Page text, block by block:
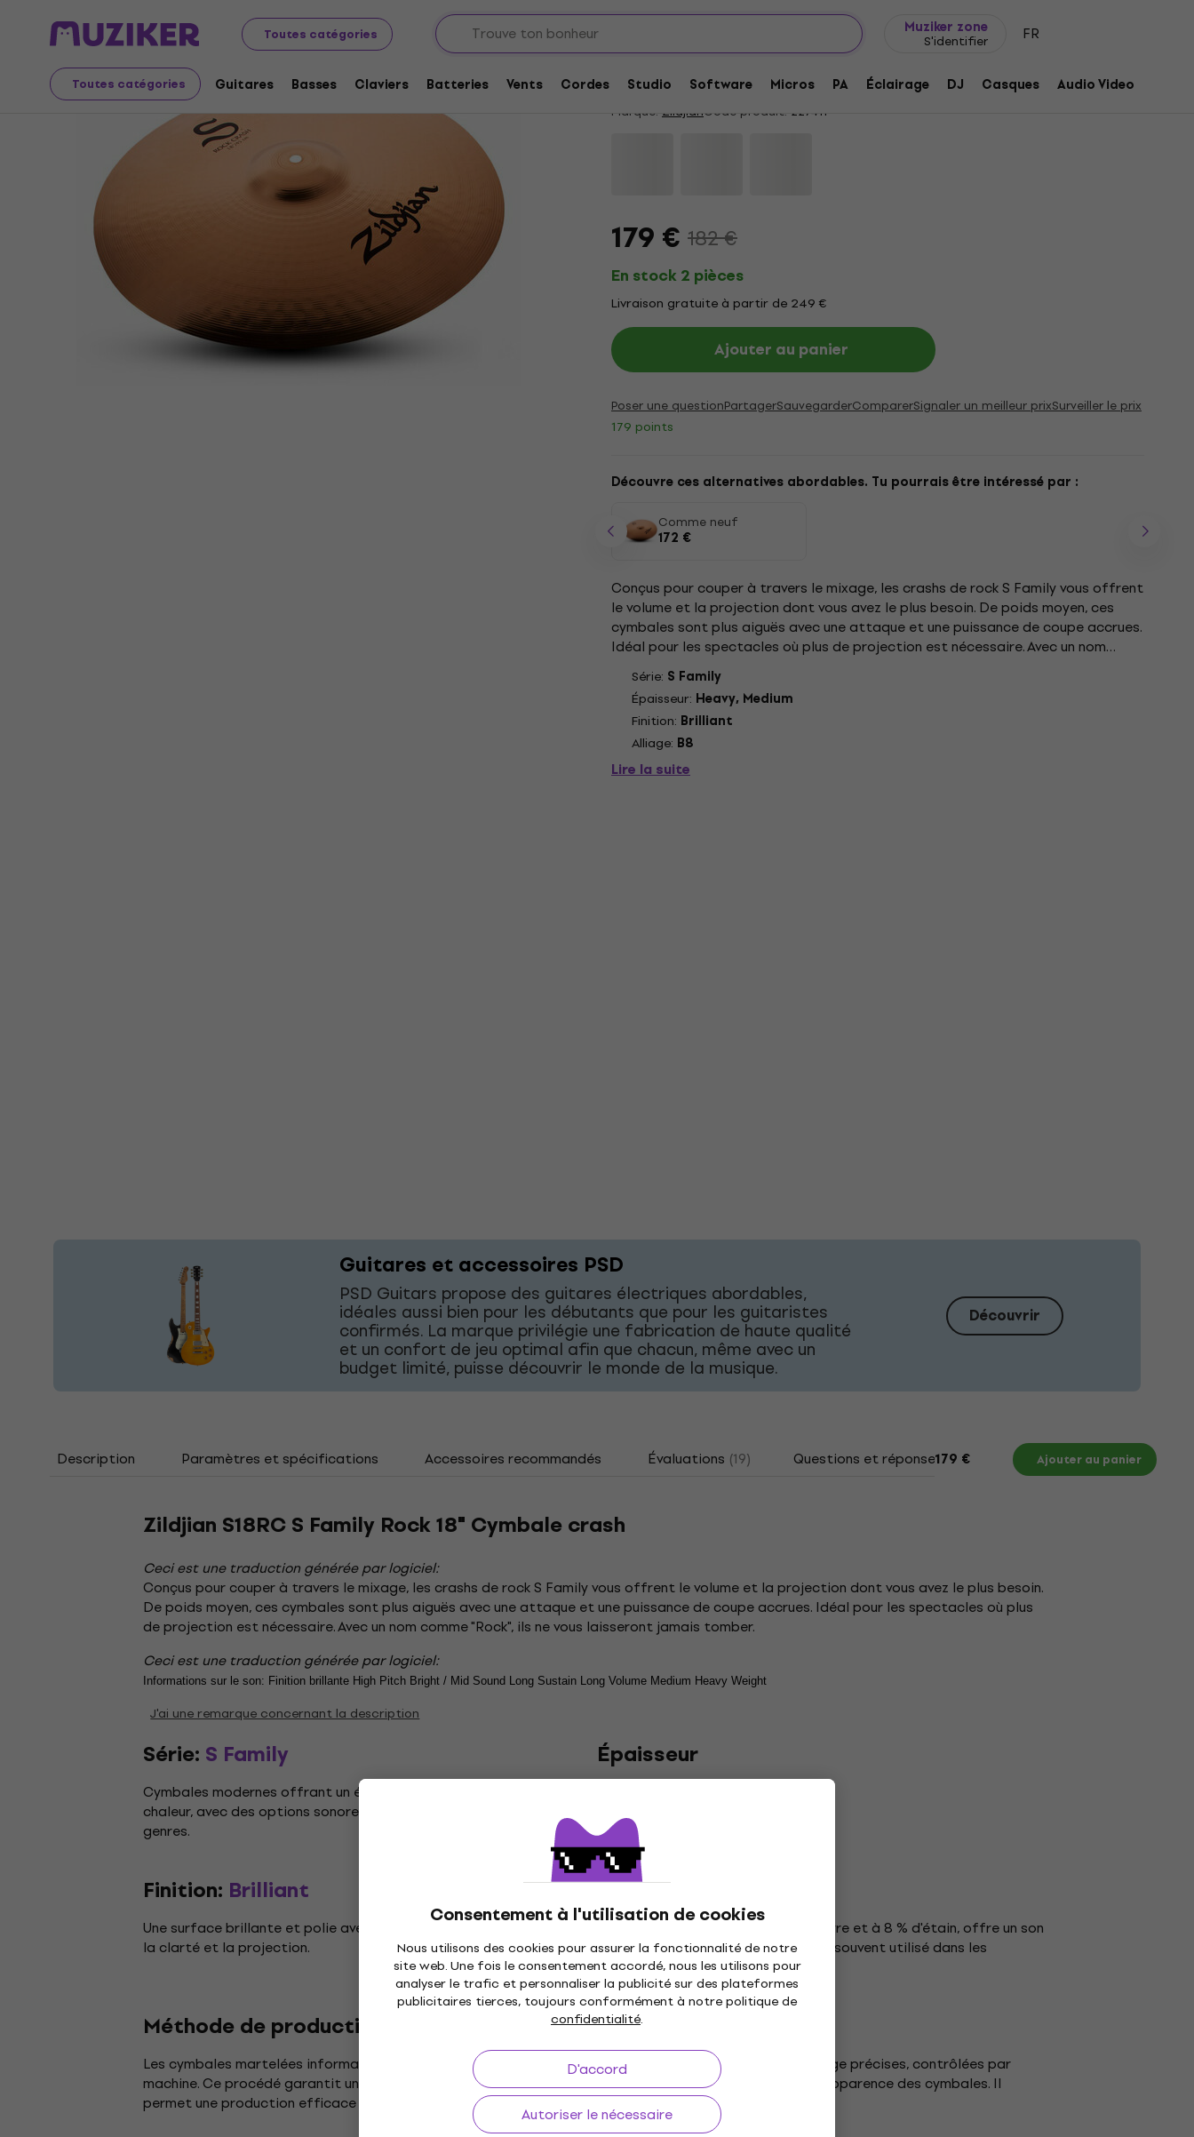
Toutes catégories
Muziker zone
S'identifier FR
Toutes catégories Guitares Basses Claviers Batteries Vents Cordes Studio Software Micros PA Éclairage DJ Casques Audio Video
Consentement à l'utilisation de cookies
Nous utilisons des cookies pour assurer la fonctionnalité de notre
site web. Une fois le consentement accordé, nous les utilisons pour
analyser le trafic et personnaliser la publicité sur des plateformes
publicitaires tierces, toujours conformément à notre politique de
confidentialité.
D'accord
Autoriser le nécessaire
Instruments de musique Batteries Cymbales Cymbales crash
Zildjian S18RC S Family Rock 18" Cymbale crash
4,75/5 19 x noté
Marque: ZildjianCode produit: 227411
179 € 182 €
En stock 2 pièces
Livraison gratuite à partir de 249 €
Ajouter au panier
Poser une questionPartagerSauvegarderComparerSignaler un meilleur prixSurveiller le prix
179 points
Découvre ces alternatives abordables. Tu pourrais être intéressé par :
Comme neuf
172 €
Conçus pour couper à travers le mixage, les crashs de rock S Family vous offrent
le volume et la projection dont vous avez le plus besoin. De poids moyen, ces
cymbales sont plus aiguës avec une attaque et une puissance de coupe accrues.
Idéal pour les spectacles où plus de projection est nécessaire. Avec un nom
comme "Rock", ils ne vous...
Série: S Family
Épaisseur: Heavy, Medium
Finition: Brilliant
Alliage: B8
Lire la suite
Guitares et accessoires PSD
PSD Guitars propose des guitares électriques abordables,
idéales aussi bien pour les débutants que pour les guitaristes
confirmés. La marque privilégie une fabrication de haute qualité
et un confort de jeu optimal afin que chacun, même avec un
budget limité, puisse découvrir le monde de la musique.
Découvrir
Description Paramètres et spécifications Accessoires recommandés Évaluations (19) Questions et réponses Documents
179 € Ajouter au panier
Zildjian S18RC S Family Rock 18" Cymbale crash
Ceci est une traduction générée par logiciel:
Conçus pour couper à travers le mixage, les crashs de rock S Family vous offrent le volume et la projection dont vous avez le plus besoin.
De poids moyen, ces cymbales sont plus aiguës avec une attaque et une puissance de coupe accrues. Idéal pour les spectacles où plus
de projection est nécessaire. Avec un nom comme "Rock", ils ne vous laisseront jamais tomber.
Ceci est une traduction générée par logiciel:
Informations sur le son: Finition brillante High Pitch Bright / Mid Sound Long Sustain Long Volume Medium Heavy Weight
J'ai une remarque concernant la description
Série: S Family
Cymbales modernes offrant un équilibre parfait entre brillance et
chaleur, avec des options sonores polyvalentes. Adaptées à divers
genres.
Épaisseur
Medium
Finition: Brilliant
Une surface brillante et polie avec une brillance élevée qui améliore
la clarté et la projection.
Alliage:
Cet alliage, composé à 92 % de cuivre et à 8 % d'étain, offre un son
équilibré, clair et net. Durable, il est souvent utilisé dans les
cymbales à prix abordable.
Méthode de production: Martelé informatisé
Les cymbales martelées informatisées sont façonnées et texturées grâce à des techniques de martelage précises, contrôlées par
machine. Ce procédé garantit une qualité, une uniformité et une répétabilité constantes du son et de l'apparence des cymbales. Il
permet une production efficace tout en préservant de bonnes caractéristiques sonores.